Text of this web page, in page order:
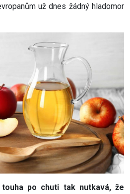
už dnes žádný hladomor
po chuti tak nutkavá, že